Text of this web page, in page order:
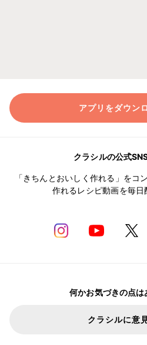
アプリをダウン
クラシルの公式
「きちんとおいしく作れる」をコ
作れるレシピ動画を毎日
何かお気づきの点は
クラシルに意